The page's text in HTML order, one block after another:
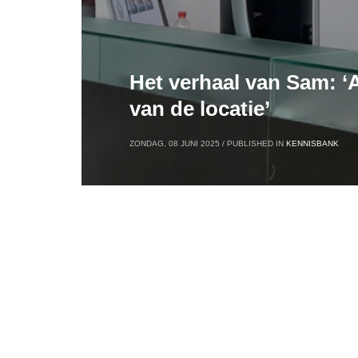
Het verhaal van Sam:
van de locatie’
ZONDAG, 08 JUNI 2025 / PUBLISHED IN KENNISBANK